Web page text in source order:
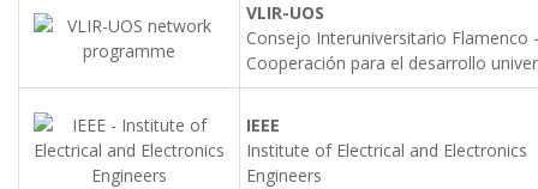
VLIR-UOS
Consejo Interuniversitario Flamenco
Cooperación para el desarrollo
IEEE
Institute of Electrical and Electronics
Engineers